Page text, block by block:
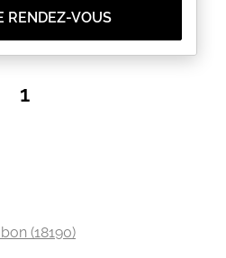
RENDEZ-VOUS
1
(18190)